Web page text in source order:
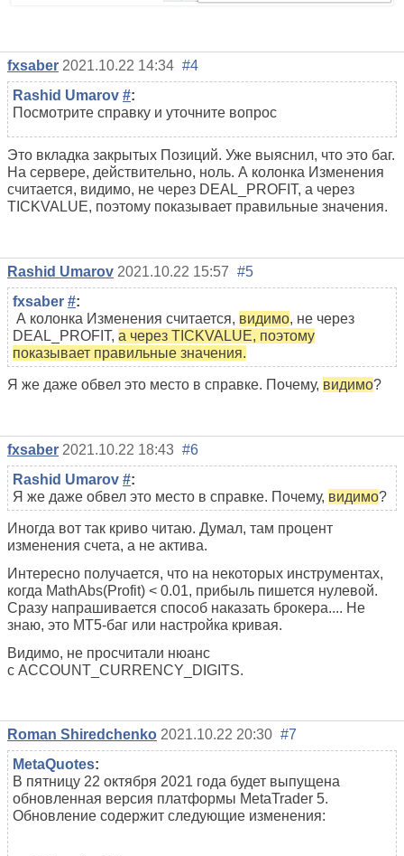
fxsaber 2021.10.22 14:34 #4
Rashid Umarov #:
Посмотрите справку и уточните вопрос
Это вкладка закрытых Позиций. Уже выяснил, что это баг.
На сервере, действительно, ноль. А колонка Изменения
считается, видимо, не через DEAL_PROFIT, а через
TICKVALUE, поэтому показывает правильные значения.
Rashid Umarov 2021.10.22 15:57 #5
fxsaber #:
А колонка Изменения считается, видимо, не через
DEAL_PROFIT, а через TICKVALUE, поэтому
показывает правильные значения.
Я же даже обвел это место в справке. Почему, видимо?
fxsaber 2021.10.22 18:43 #6
Rashid Umarov #:
Я же даже обвел это место в справке. Почему, видимо?
Иногда вот так криво читаю. Думал, там процент
изменения счета, а не актива.
Интересно получается, что на некоторых инструментах,
когда MathAbs(Profit) < 0.01, прибыль пишется нулевой.
Сразу напрашивается способ наказать брокера.... Не
знаю, это MT5-баг или настройка кривая.
Видимо, не просчитали нюанс
с ACCOUNT_CURRENCY_DIGITS.
Roman Shiredchenko 2021.10.22 20:30 #7
MetaQuotes:
В пятницу 22 октября 2021 года будет выпущена
обновленная версия платформы MetaTrader 5.
Обновление содержит следующие изменения: